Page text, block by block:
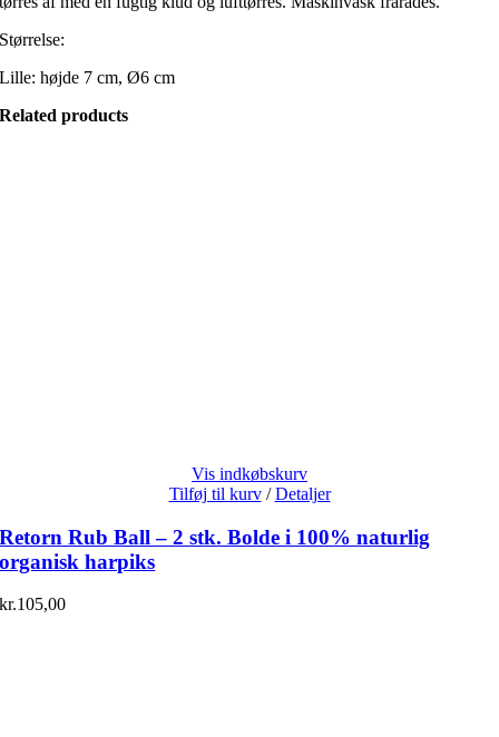
Størrelse:
Lille: højde 7 cm, Ø6 cm
Related products
Vis indkøbskurv
Tilføj til kurv / Detaljer
Retorn Rub Ball – 2 stk. Bolde i 100% naturlig
organisk harpiks
kr.105,00